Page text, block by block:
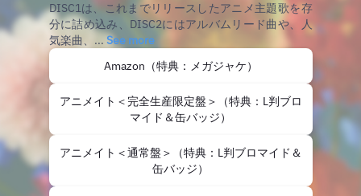
DISC1は、これまでリリースしたアニメ主題歌を存
分に詰め込み、DISC2にはアルバムリード曲や、人
気楽曲、...See more
Amazon（特典：メガジャケ）
アニメイト＜完全生産限定盤＞（特典：L判ブロ
マイド＆缶バッジ）
アニメイト＜通常盤＞（特典：L判ブロマイド＆
缶バッジ）